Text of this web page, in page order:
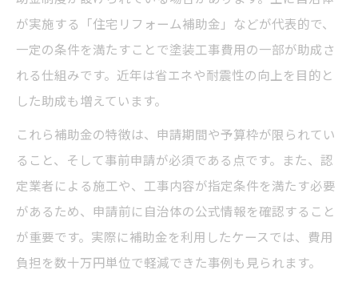
が実施する「住宅リフォーム補助金」などが代表的で、
一定の条件を満たすことで塗装工事費用の一部が助成さ
れる仕組みです。近年は省エネや耐震性の向上を目的と
した助成も増えています。
これら補助金の特徴は、申請期間や予算枠が限られてい
ること、そして事前申請が必須である点です。また、認
定業者による施工や、工事内容が指定条件を満たす必要
があるため、申請前に自治体の公式情報を確認すること
が重要です。実際に補助金を利用したケースでは、費用
負担を数十万円単位で軽減できた事例も見られます。